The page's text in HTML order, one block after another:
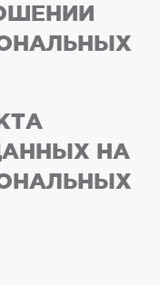
НА